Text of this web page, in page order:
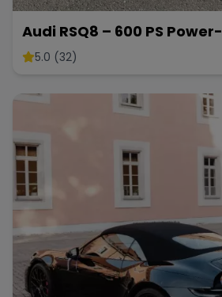
Audi RSQ8 – 600 PS
5.0 (32)